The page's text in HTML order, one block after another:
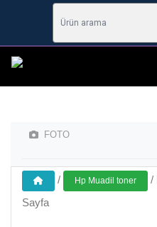
FOTO
/ Hp Muadil toner /
Sayfa